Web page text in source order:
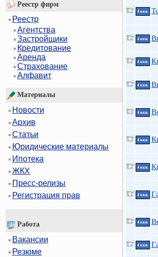
Реестр фирм
Реестр
Агентства
Застройщики
Кредитование
Аренда
Страхование
Алфавит
Материалы
Новости
Архив
Статьи
Юридические материалы
Ипотека
ЖКХ
Пресс-релизы
Регистрация прав
Работа
Вакансии
Резюме
4 ккв.
4 ккв.
4 ккв.
4 ккв.
4 ккв.
4 ккв.
4 ккв.
4 ккв.
4 ккв.
4 ккв.